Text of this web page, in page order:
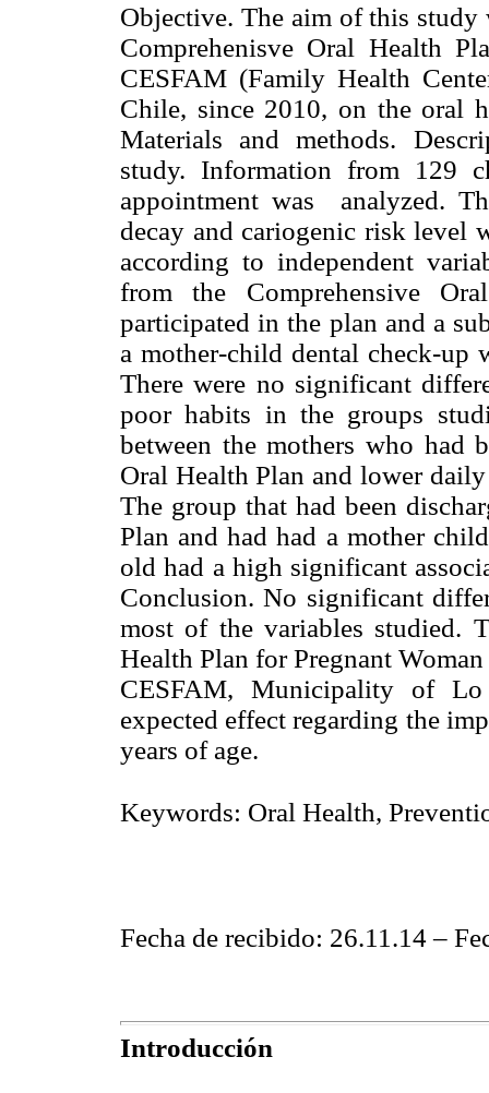
Objective. The aim of this study
Comprehenisve Oral Health
CESFAM (Family Health
Chile, since 2010, on the oral
Materials and methods.
study. Information from 129
appointment was analyzed.
decay and cariogenic risk level
according to independent
from the Comprehensive
participated in the plan and a
a mother-child dental check-up
There were no significant
poor habits in the groups
between the mothers who had
Oral Health Plan and lower
The group that had been
Plan and had had a mother
old had a high significant
Conclusion. No significant
most of the variables studied.
Health Plan for Pregnant
CESFAM, Municipality of
expected effect regarding the
years of age.
Keywords: Oral Health,
Fecha de recibido: 26.11.14 –
Introducción